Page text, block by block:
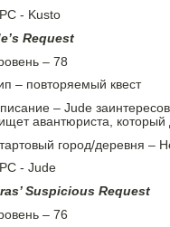
- Kusto
Request
– 78
– повторяемый квест
– Jude
авантюриста, который
город/деревня –
- Jude
Suspicious Request
– 76